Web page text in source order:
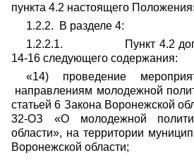
пункта 4.2 настоящего
1.2.2. В разделе 4:
1.2.2.1. Пункт 4.2
14-16 следующего содержания:
«14) проведение
направлениям молодежной
статьей 6 Закона Воронежской
32-ОЗ «О молодежной
области», на территории
Воронежской области;